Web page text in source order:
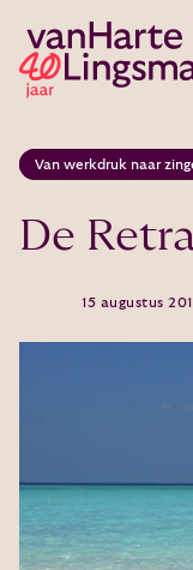
Van werkdruk naar
De
15 augustus